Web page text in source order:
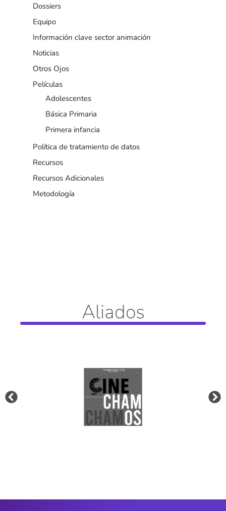
Dossiers
Equipo
Información clave sector animación
Noticias
Otros Ojos
Películas
Adolescentes
Básica Primaria
Primera infancia
Política de tratamiento de datos
Recursos
Recursos Adicionales
Metodología
Aliados